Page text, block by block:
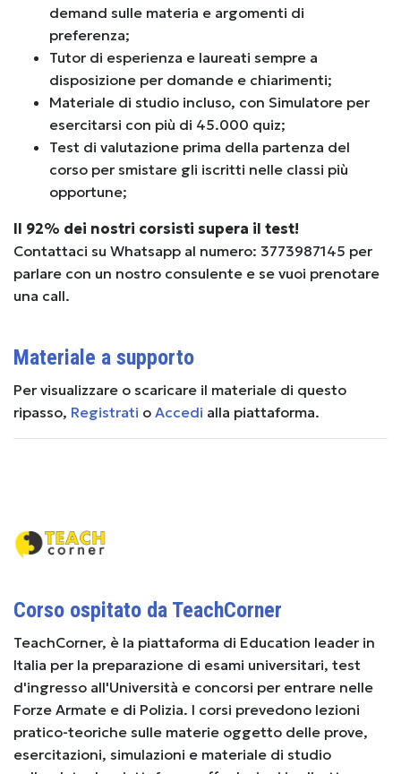
demand sulle materia e argomenti di
preferenza;
Tutor di esperienza e laureati sempre a
disposizione per domande e chiarimenti;
Materiale di studio incluso, con Simulatore per
esercitarsi con più di 45.000 quiz;
Test di valutazione prima della partenza del
corso per smistare gli iscritti nelle classi più
opportune;
Il 92% dei nostri corsisti supera il test!
Contattaci su Whatsapp al numero: 3773987145 per
parlare con un nostro consulente e se vuoi prenotare
una call.
Materiale a supporto
Per visualizzare o scaricare il materiale di questo
ripasso, Registrati o Accedi alla piattaforma.
Corso ospitato da TeachCorner
TeachCorner, è la piattaforma di Education leader in
Italia per la preparazione di esami universitari, test
d'ingresso all'Università e concorsi per entrare nelle
Forze Armate e di Polizia. I corsi prevedono lezioni
pratico-teoriche sulle materie oggetto delle prove,
esercitazioni, simulazioni e materiale di studio